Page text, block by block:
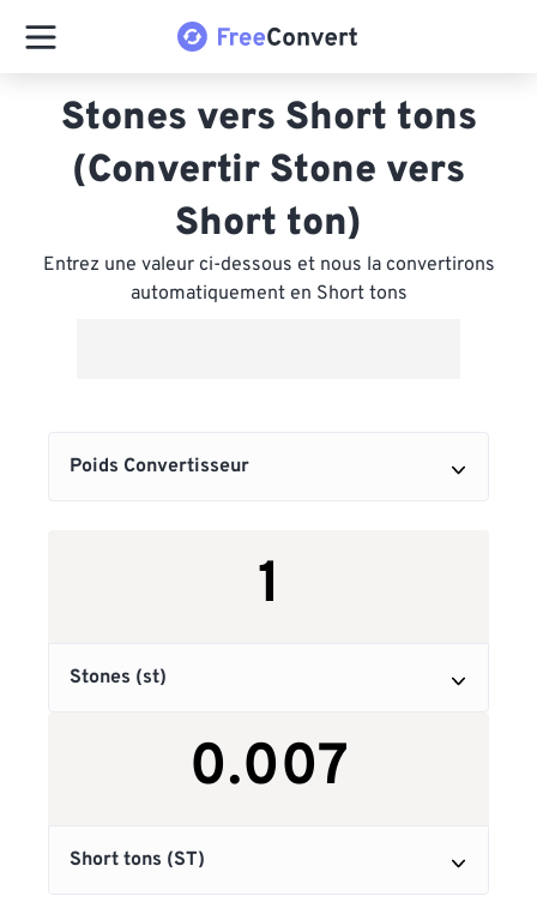
Stones vers Short tons
(Convertir Stone vers
Short ton)
Entrez une valeur ci-dessous et nous la convertirons
automatiquement en Short tons